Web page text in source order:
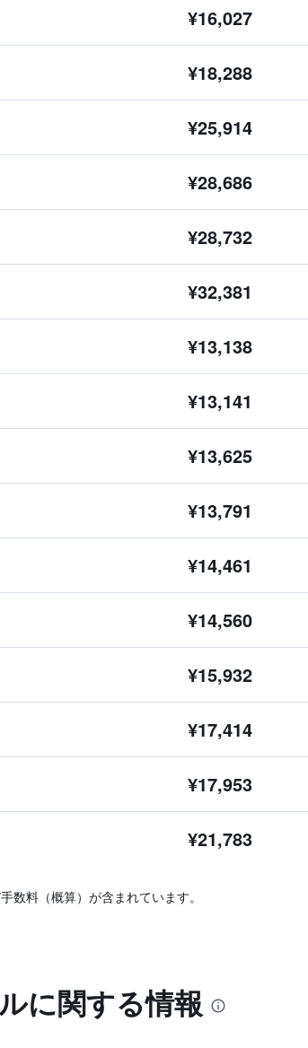
¥16,027
¥18,288
¥25,914
¥28,686
¥28,732
¥32,381
¥13,138
¥13,141
¥13,625
¥13,791
¥14,461
¥14,560
¥15,932
¥17,414
¥17,953
¥21,783
数料（概算）が含まれています。
に関する情報